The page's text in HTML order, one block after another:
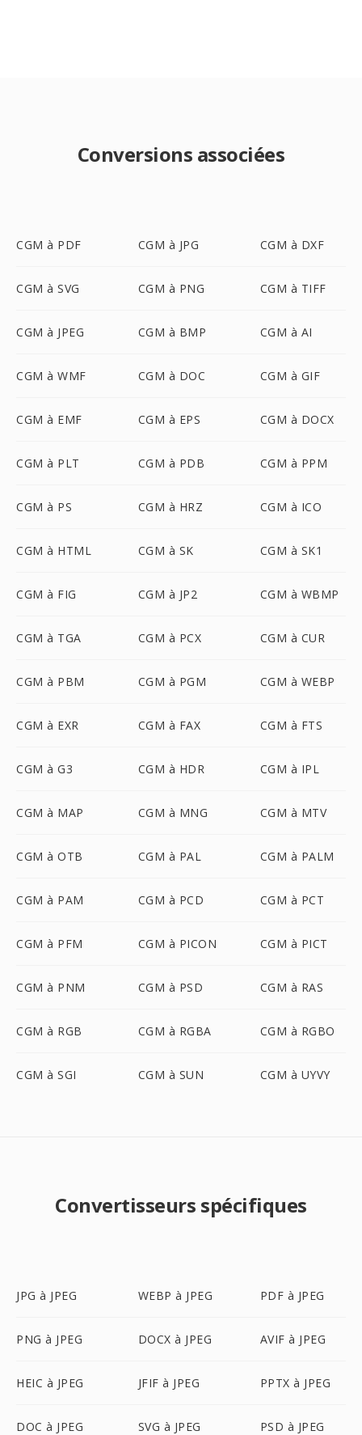
Conversions associées
CGM à PDF CGM à JPG CGM à DXF
CGM à SVG CGM à PNG CGM à TIFF
CGM à JPEG CGM à BMP CGM à AI
CGM à WMF CGM à DOC CGM à GIF
CGM à EMF CGM à EPS CGM à DOCX
CGM à PLT CGM à PDB CGM à PPM
CGM à PS CGM à HRZ CGM à ICO
CGM à HTML CGM à SK CGM à SK1
CGM à FIG CGM à JP2 CGM à WBMP
CGM à TGA CGM à PCX CGM à CUR
CGM à PBM CGM à PGM CGM à WEBP
CGM à EXR CGM à FAX CGM à FTS
CGM à G3 CGM à HDR CGM à IPL
CGM à MAP CGM à MNG CGM à MTV
CGM à OTB CGM à PAL CGM à PALM
CGM à PAM CGM à PCD CGM à PCT
CGM à PFM CGM à PICON CGM à PICT
CGM à PNM CGM à PSD CGM à RAS
CGM à RGB CGM à RGBA CGM à RGBO
CGM à SGI CGM à SUN CGM à UYVY
Convertisseurs spécifiques
JPG à JPEG WEBP à JPEG PDF à JPEG
PNG à JPEG DOCX à JPEG AVIF à JPEG
HEIC à JPEG JFIF à JPEG PPTX à JPEG
DOC à JPEG SVG à JPEG PSD à JPEG